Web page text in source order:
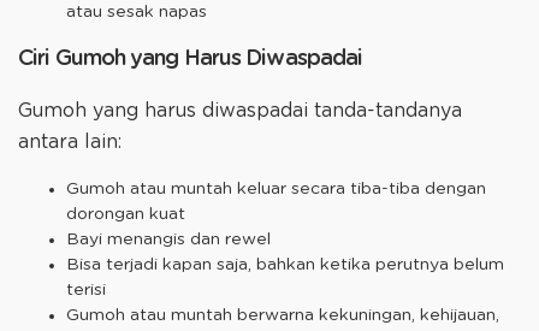
atau sesak napas
Ciri Gumoh yang Harus Diwaspadai
Gumoh yang harus diwaspadai tanda-tandanya
antara lain:
Gumoh atau muntah keluar secara tiba-tiba dengan
dorongan kuat
Bayi menangis dan rewel
Bisa terjadi kapan saja, bahkan ketika perutnya belum
terisi
Gumoh atau muntah berwarna kekuningan, kehijauan,